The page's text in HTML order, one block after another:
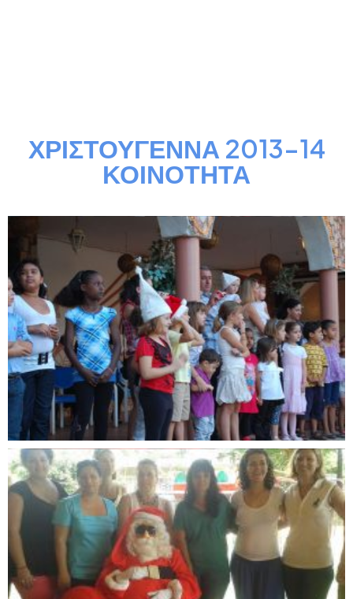
ΧΡΙΣΤΟΥΓΕΝΝΑ 2013-14
ΚΟΙΝΟΤΗΤΑ